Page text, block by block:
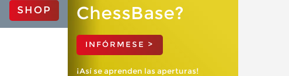
SHOP
ChessBase?
INFÓRMESE >
¡Así se aprenden las aperturas!